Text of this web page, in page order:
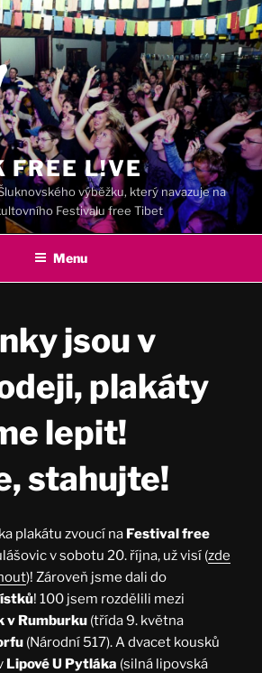
FREE L!VE
výběžku, který navazuje na
Festivalu free Tibet
Menu
jsou v
plakáty
lepit!
stahujte!
plakátu zvoucí na Festival free
v sobotu 20. října, už visí (zde
)! Zároveň jsme dali do
! 100 jsem rozdělili mezi
v Rumburku (třída 9. května
(Národní 517). A dvacet kousků
Lipové U Pytláka (silná lipovská